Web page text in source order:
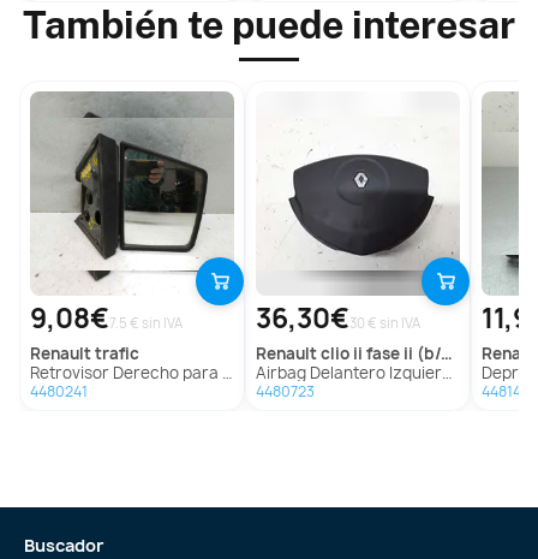
También te puede interesar
9,08€7.5 € sin IVA
renaulttrafic
Retrovisor Derecho para Renault Trafic
4480241
36,30€30 € sin IVA
renaultclio ii fase ii (b/cb0)
Airbag Delantero Izquierdo Para Renault Clio Ii Fase Ii
4480723
Depresor
4481448
Buscador